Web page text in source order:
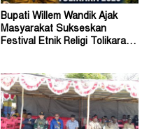
Bupati Willem Wandik Ajak
Masyarakat Sukseskan
Festival Etnik Religi Tolikara